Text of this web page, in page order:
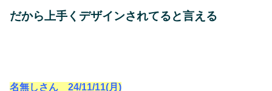
だから上手くデザインされてると言える
名無しさん 24/11/11(月)